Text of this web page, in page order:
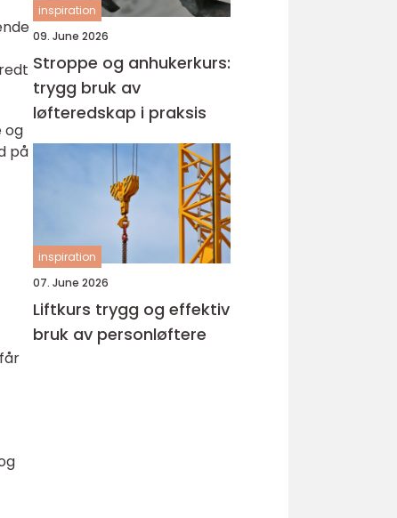
og
på
inspiration
09. June 2026
Stroppe og anhukerkurs:
trygg bruk av
løfteredskap i praksis
inspiration
07. June 2026
Liftkurs trygg og effektiv
bruk av personløftere